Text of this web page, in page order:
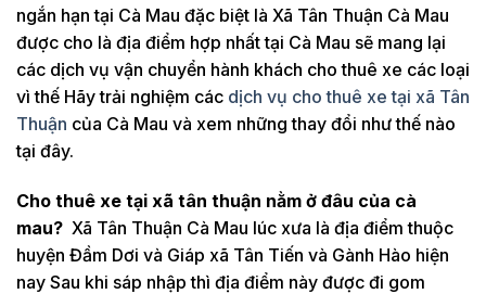
ngắn hạn tại Cà Mau đặc biệt là Xã Tân Thuận Cà Mau
được cho là địa điểm hợp nhất tại Cà Mau sẽ mang lại
các dịch vụ vận chuyển hành khách cho thuê xe các loại
vì thế Hãy trải nghiệm các dịch vụ cho thuê xe tại xã Tân
Thuận của Cà Mau và xem những thay đổi như thế nào
tại đây.
Cho thuê xe tại xã tân thuận nằm ở đâu của cà
mau? Xã Tân Thuận Cà Mau lúc xưa là địa điểm thuộc
huyện Đầm Dơi và Giáp xã Tân Tiến và Gành Hào hiện
nay Sau khi sáp nhập thì địa điểm này được đi gom